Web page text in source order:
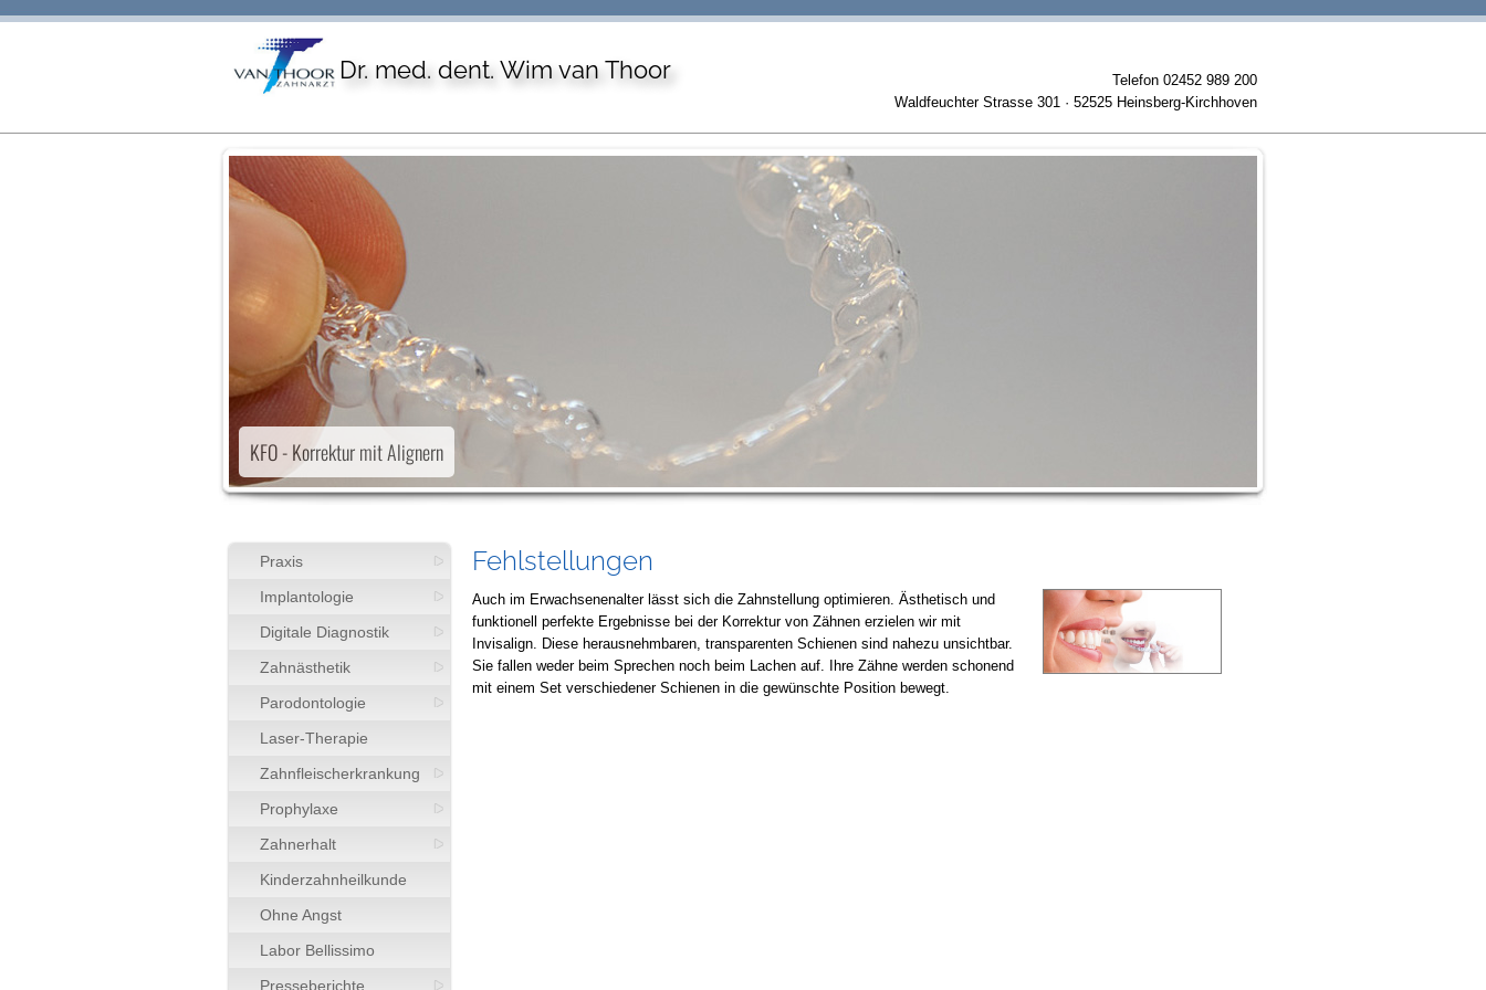
Dr. med. dent. Wim van Thoor
Telefon 02452 989 200
Waldfeuchter Strasse 301 · 52525 Heinsberg-Kirchhoven
KFO - Korrektur mit Alignern
Praxis
Implantologie
Digitale Diagnostik
Zahnästhetik
Parodontologie
Laser-Therapie
Zahnfleischerkrankung
Prophylaxe
Zahnerhalt
Kinderzahnheilkunde
Ohne Angst
Labor Bellissimo
Presseberichte
Fehlstellungen
Auch im Erwachsenenalter lässt sich die Zahnstellung optimieren. Ästhetisch und
funktionell perfekte Ergebnisse bei der Korrektur von Zähnen erzielen wir mit
Invisalign. Diese herausnehmbaren, transparenten Schienen sind nahezu unsichtbar.
Sie fallen weder beim Sprechen noch beim Lachen auf. Ihre Zähne werden schonend
mit einem Set verschiedener Schienen in die gewünschte Position bewegt.